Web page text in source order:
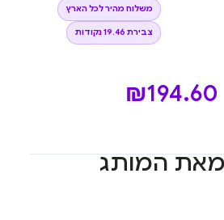
₪194.60
משלוח מהיר לכל הארץ
צבירת 19.46 נקודות
מאת המותג